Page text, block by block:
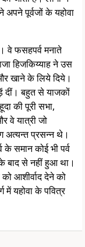
अपने पूर्वजों के यहोवा
वे फसहपर्व मनाते
हिजकिय्याह ने उस
खाने के लिये दिये।
दीं। बहुत से याजकों
की पूरी सभा,
वे यात्री जो
अत्यन्त प्रसन्न थे।
समान कोई भी पर्व
बाद से नहीं हुआ था।
आशीर्वाद देने को
में यहोवा के पवित्र